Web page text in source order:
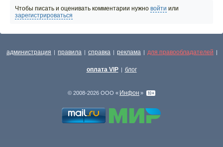
Чтобы писать и оценивать комментарии нужно войти или
зарегистрироваться
администрация | правила | справка | реклама | для правообладателей |
оплата VIP | блог
© 2008-2026 ООО « Инфон »